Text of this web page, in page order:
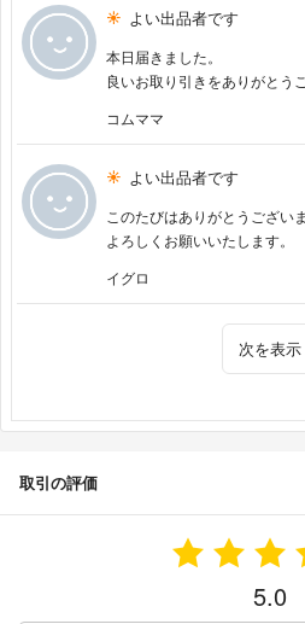
よい出品者です
本日届きました。
良いお取り引きをありがとう
コムママ
よい出品者です
このたびはありがとうござい
よろしくお願いいたします。
イグロ
次を表示
取引の評価
5.0